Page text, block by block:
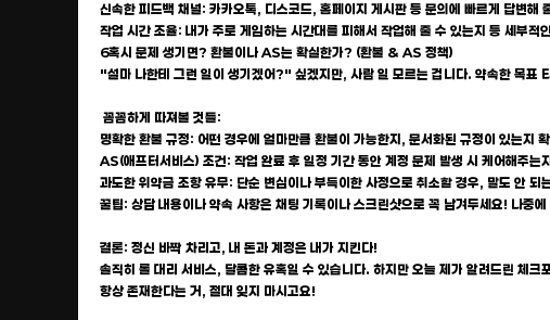
신속한 피드백 채널: 카카오톡, 디스코드, 홈페이지 게시판 등 문의에 빠르게 답변해
작업 시간 조율: 내가 주로 게임하는 시간대를 피해서 작업해 줄 수 있는지 등 세부적
6혹시 문제 생기면? 환불이나 AS는 확실한가? (환불 & AS 정책)
"설마 나한테 그런 일이 생기겠어?" 싶겠지만, 사람 일 모르는 겁니다. 약속한 목표
꼼꼼하게 따져볼 것들:
명확한 환불 규정: 어떤 경우에 얼마만큼 환불이 가능한지, 문서화된 규정이 있는
AS(애프터서비스) 조건: 작업 완료 후 일정 기간 동안 계정 문제 발생 시 케어해주
과도한 위약금 조항 유무: 단순 변심이나 부득이한 사정으로 취소할 경우, 말도 안 되
꿀팁: 상담 내용이나 약속 사항은 채팅 기록이나 스크린샷으로 꼭 남겨두세요! 나중
결론: 정신 바짝 차리고, 내 돈과 계정은 내가 지킨다!
솔직히 롤 대리 서비스, 달콤한 유혹일 수 있습니다. 하지만 오늘 제가 알려드린 체
항상 존재한다는 거, 절대 잊지 마시고요!